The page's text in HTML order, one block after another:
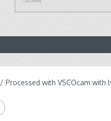
/ Processed with VSCOcam with